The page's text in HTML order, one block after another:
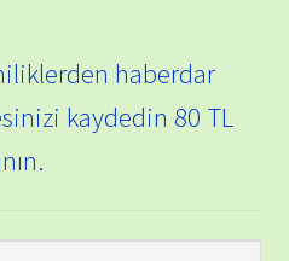
haberdar
kaydedin 80 TL